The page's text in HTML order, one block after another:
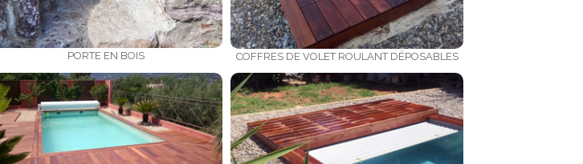
PORTE EN BOIS COFFRES DE VOLET ROULANT DÉPOSABLES